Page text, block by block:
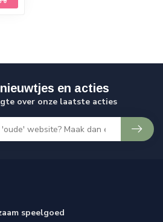
en acties
over onze laatste acties
speelgoed